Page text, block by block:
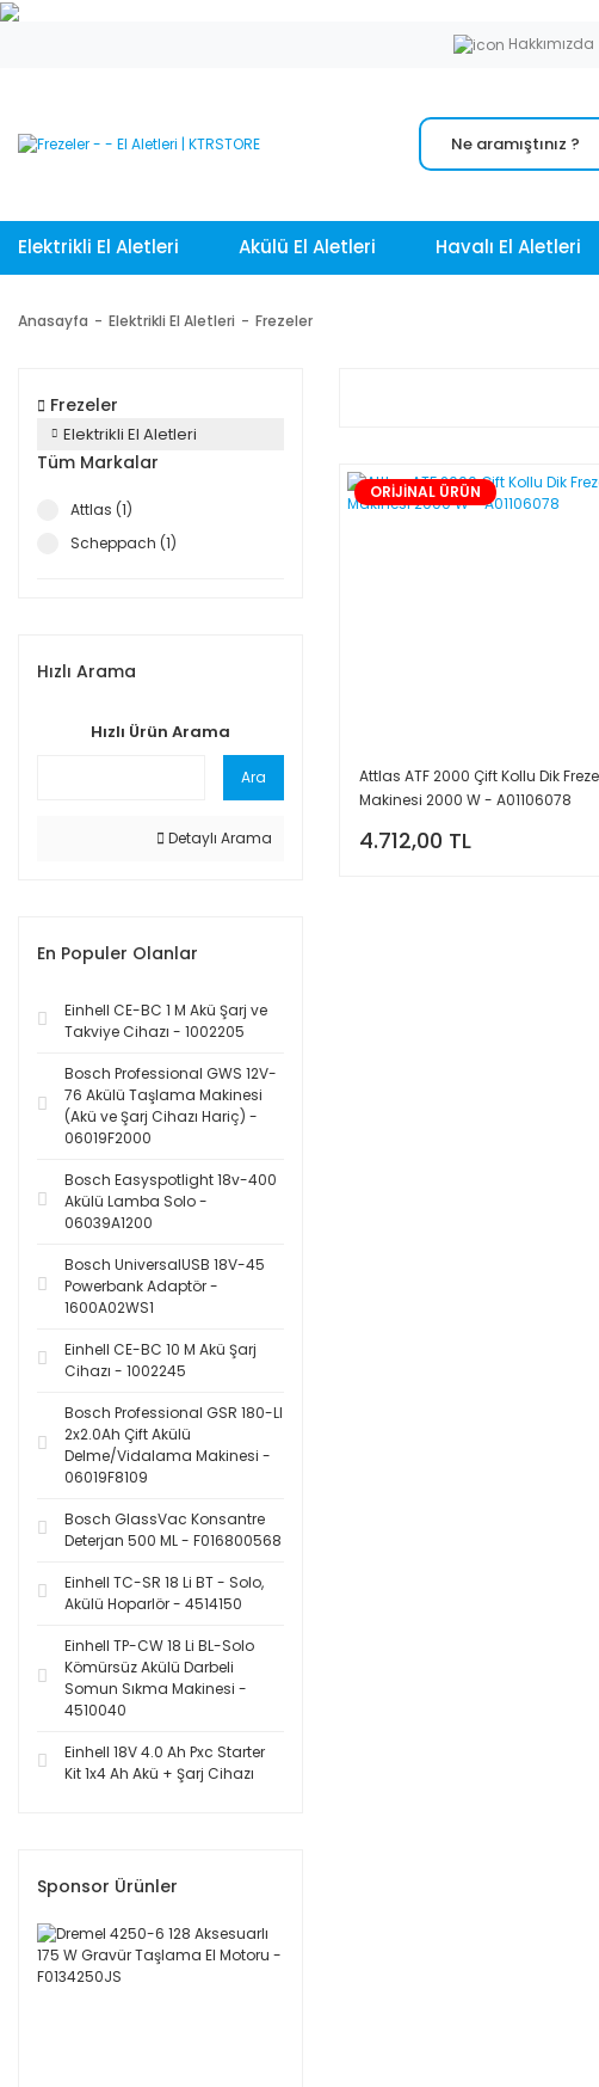
Hakkımızda
Elektrikli El Aletleri Akülü El Aletleri Havalı El Aletleri
Anasayfa Elektrikli El Aletleri Frezeler
Frezeler
Elektrikli El Aletleri
Tüm Markalar
Attlas (1)
Scheppach (1)
Hızlı Arama
Hızlı Ürün Arama
Ara
Detaylı Arama
En Populer Olanlar
Einhell CE-BC 1 M Akü Şarj ve
Takviye Cihazı - 1002205
Bosch Professional GWS 12V-
76 Akülü Taşlama Makinesi
(Akü ve Şarj Cihazı Hariç) -
06019F2000
Bosch Easyspotlight 18v-400
Akülü Lamba Solo -
06039A1200
Bosch UniversalUSB 18V-45
Powerbank Adaptör -
1600A02WS1
Einhell CE-BC 10 M Akü Şarj
Cihazı - 1002245
Bosch Professional GSR 180-LI
2x2.0Ah Çift Akülü
Delme/Vidalama Makinesi -
06019F8109
Bosch GlassVac Konsantre
Deterjan 500 ML - F016800568
Einhell TC-SR 18 Li BT - Solo,
Akülü Hoparlör - 4514150
Einhell TP-CW 18 Li BL-Solo
Kömürsüz Akülü Darbeli
Somun Sıkma Makinesi -
4510040
Einhell 18V 4.0 Ah Pxc Starter
Kit 1x4 Ah Akü + Şarj Cihazı
Sponsor Ürünler
ORİJİNAL ÜRÜN
Attlas ATF 2000 Çift Kollu Dik Freze
Makinesi 2000 W - A01106078
4.712,00 TL